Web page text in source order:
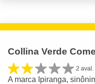
Collina Verde
2 aval.
A marca Ipiranga,